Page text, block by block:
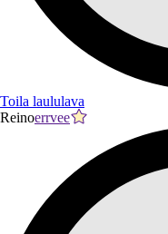
Toila laululava
Reinoerrvee